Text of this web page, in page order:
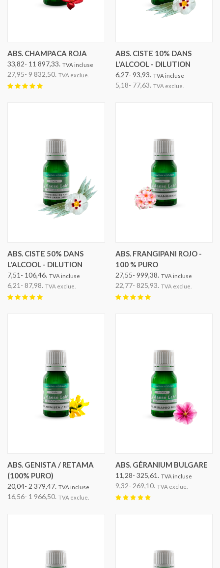
ABS. CHAMPACA ROJA
33,82- 11 897,33. TVA incluse
27,95- 9 832,50. TVA exclue.
ABS. CISTE 10% DANS
L'ALCOOL - DILUTION
6,27- 93,93. TVA incluse
5,18- 77,63. TVA exclue.
ABS. CISTE 50% DANS
L'ALCOOL - DILUTION
7,51- 106,46. TVA incluse
6,21- 87,98. TVA exclue.
ABS. FRANGIPANI ROJO -
100 % PURO
27,55- 999,38. TVA incluse
22,77- 825,93. TVA exclue.
ABS. GENISTA / RETAMA
(100% PURO)
20,04- 2 379,47. TVA incluse
16,56- 1 966,50. TVA exclue.
ABS. GÉRANIUM BULGARE
11,28- 325,61. TVA incluse
9,32- 269,10. TVA exclue.